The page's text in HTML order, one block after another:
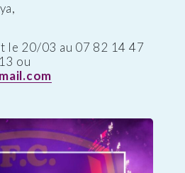
le 20/03 au 07 82 14 47
ou